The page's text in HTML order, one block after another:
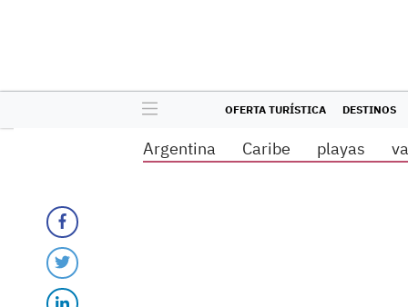
OFERTA TURÍSTICA DESTINOS
Argentina Caribe playas